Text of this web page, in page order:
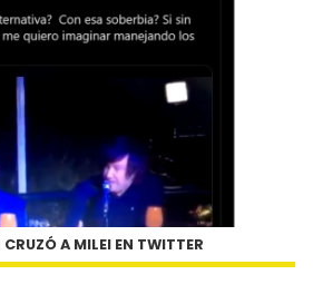
A MILEI EN TWITTER